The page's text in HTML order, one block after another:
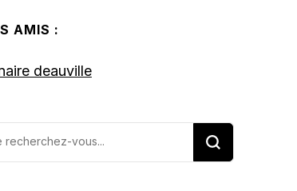
AMIS :
deauville